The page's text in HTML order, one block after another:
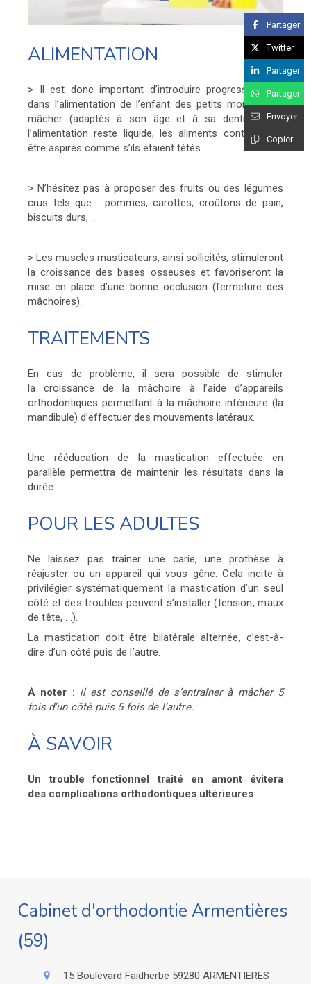
ALIMENTATION
> Il est donc important d’introduire progressivement
dans l’alimentation de l’enfant des petits morceaux à
mâcher (adaptés à son âge et à sa dentition). Si
l’alimentation reste liquide, les aliments continuent à
être aspirés comme s’ils étaient tétés.
> N’hésitez pas à proposer des fruits ou des légumes
crus tels que : pommes, carottes, croûtons de pain,
biscuits durs, ...
> Les muscles masticateurs, ainsi sollicités, stimuleront
la croissance des bases osseuses et favoriseront la
mise en place d’une bonne occlusion (fermeture des
mâchoires).
TRAITEMENTS
En cas de problème, il sera possible de stimuler
la croissance de la mâchoire à l’aide d’appareils
orthodontiques permettant à la mâchoire inférieure (la
mandibule) d’effectuer des mouvements latéraux.
Une rééducation de la mastication effectuée en
parallèle permettra de maintenir les résultats dans la
durée.
POUR LES ADULTES
Ne laissez pas traîner une carie, une prothèse à
réajuster ou un appareil qui vous gêne. Cela incite à
privilégier systématiquement la mastication d’un seul
côté et destroubles peuvent s’installer (tension, maux
de tête, ...).
La mastication doit être bilatérale alternée, c’est-à-
dire d’un côté puis de l’autre.
À noter : il est conseillé de s’entraîner à mâcher 5
fois d’un côté puis 5 fois de l’autre.
À SAVOIR
Un trouble fonctionnel traité en amont évitera
des complications orthodontiques ultérieures
Partager
Twitter
Partager
Partager
Envoyer
Copier
Cabinet d'orthodontie Armentières
(59)
15 Boulevard Faidherbe 59280 ARMENTIERES